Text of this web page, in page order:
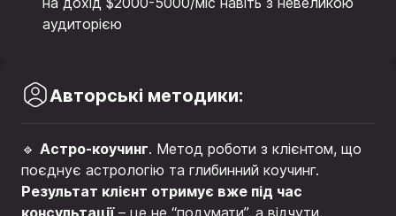
аудиторією
Авторські методики:
🔹 Астро-коучинг. Метод роботи з клієнтом, що
поєднує астрологію та глибинний коучинг.
Результат клієнт отримує вже під час
консультації– це не “подумати”, а відчути,